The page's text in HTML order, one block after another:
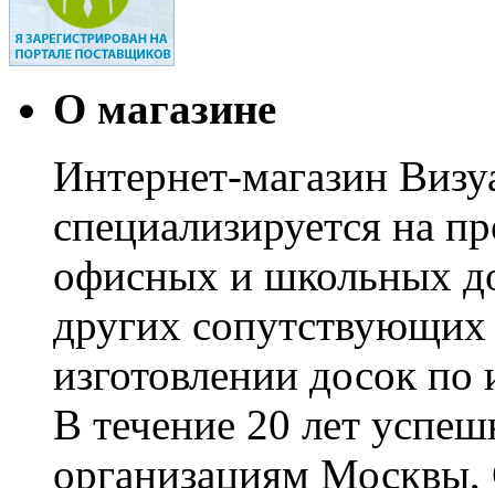
О магазине
Интернет-магазин
специализируется на
офисных и школьных
других сопутствующих
изготовлении досок по
В течение 20 лет
организациям Москвы,